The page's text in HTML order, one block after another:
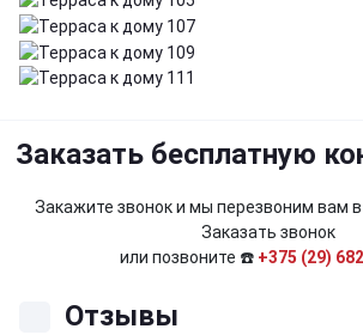
Заказать бесплатную
Закажите звонок и мы перезвоним вам
Заказать звонок
или позвоните ☎️ +375 (29)
Отзывы